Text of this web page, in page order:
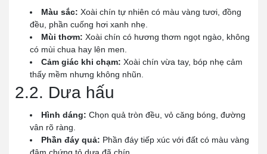
Màu sắc: Xoài chín tự nhiên có màu vàng tươi, đồng
đều, phần cuống hơi xanh nhẹ.
Mùi thơm: Xoài chín có hương thơm ngọt ngào, không
có mùi chua hay lên men.
Cảm giác khi chạm: Xoài chín vừa tay, bóp nhẹ cảm
thấy mềm nhưng không nhũn.
2.2. Dưa hấu
Hình dáng: Chọn quả tròn đều, vỏ căng bóng, đường
vân rõ ràng.
Phần đáy quả: Phần đáy tiếp xúc với đất có màu vàng